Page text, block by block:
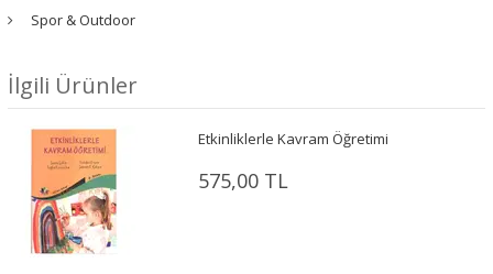
Spor & Outdoor
İlgili Ürünler
Etkinliklerle Kavram Öğretimi
575,00 TL